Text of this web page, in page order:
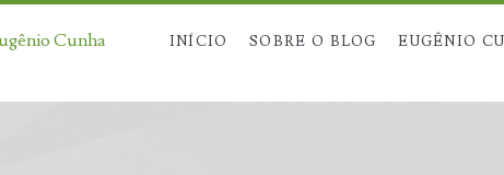
Cunha INÍCIO SOBRE O BLOG EUGÊNIO